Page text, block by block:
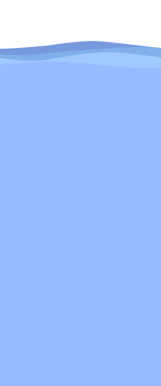
ルをご確認ください。